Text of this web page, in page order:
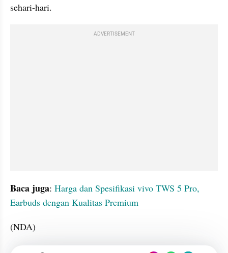
sehari-hari.
ADVERTISEMENT
Baca juga: Harga dan Spesifikasi vivo TWS 5 Pro,
Earbuds dengan Kualitas Premium
(NDA)